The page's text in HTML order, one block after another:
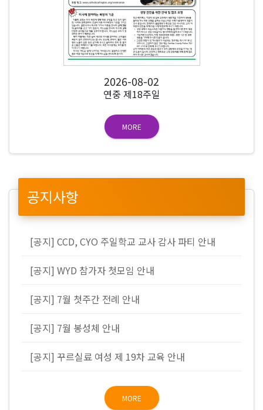
2026-08-02
연중 제18주일
MORE
공지사항
[공지] CCD, CYO 주일학교 교사 감사 파티 안내
[공지] WYD 참가자 첫모임 안내
[공지] 7월 첫주간 전례 안내
[공지] 7월 봉성체 안내
[공지] 꾸르실료 여성 제 19차 교육 안내
MORE